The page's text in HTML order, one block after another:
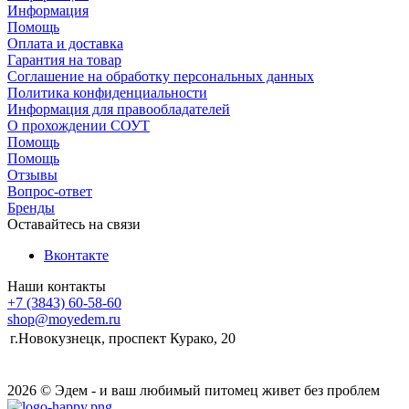
Информация
Помощь
Оплата и доставка
Гарантия на товар
Соглашение на обработку персональных данных
Политика конфиденциальности
Информация для правообладателей
О прохождении СОУТ
Помощь
Помощь
Отзывы
Вопрос-ответ
Бренды
Оставайтесь на связи
Вконтакте
Наши контакты
+7 (3843) 60-58-60
shop@moyedem.ru
г.Новокузнецк, проспект Курако, 20
2026 © Эдем - и ваш любимый питомец живет без проблем